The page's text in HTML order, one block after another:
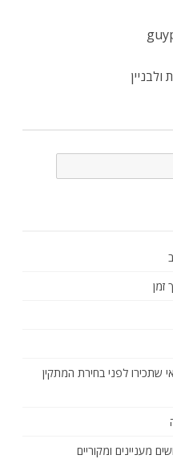
זמן
שתכירו לפני בחירת המתקין
מעניינים ומקוריים